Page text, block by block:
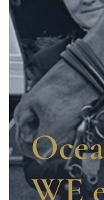
Vermarktung
Aufzucht
Team
WE